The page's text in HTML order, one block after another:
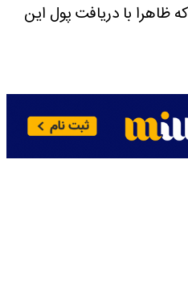
ظاهرا با دریافت پول این